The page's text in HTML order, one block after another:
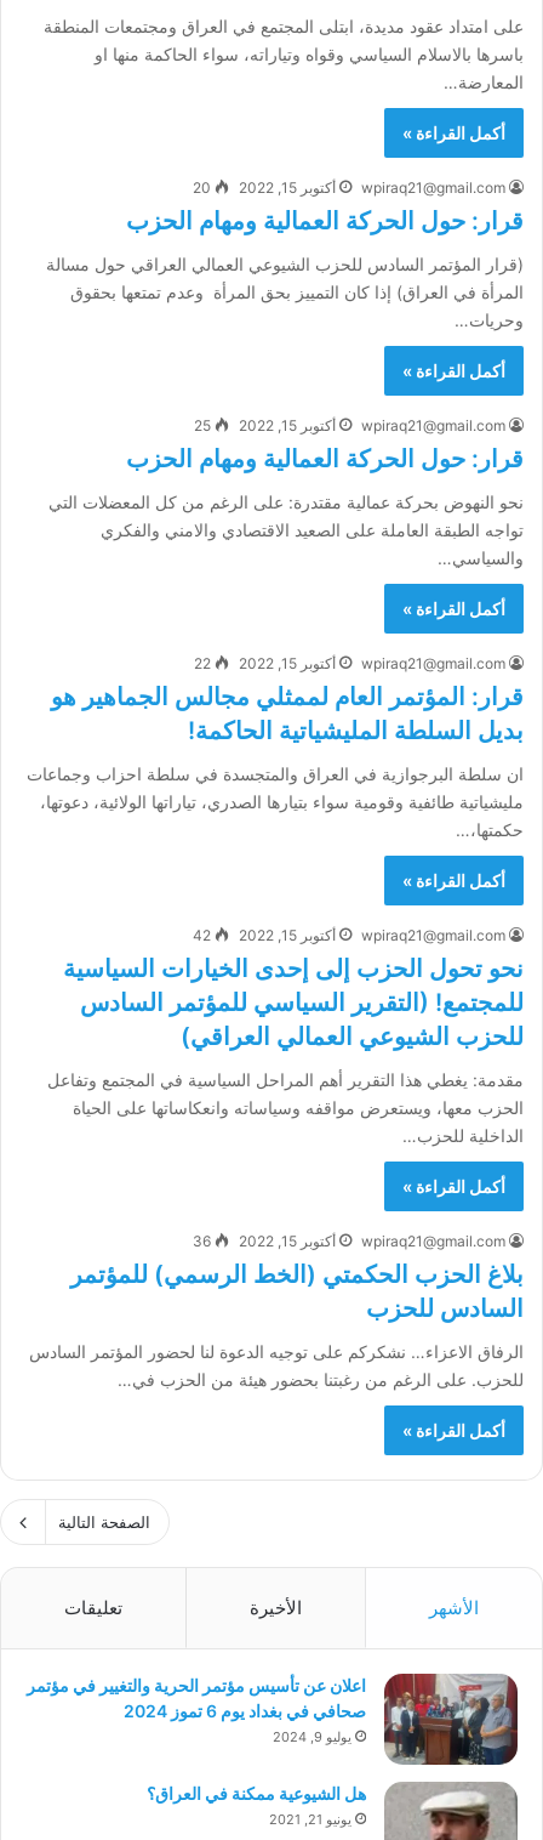
على امتداد عقود مديدة، ابتلى المجتمع في العراق ومجتمعات المنطقة
باسرها بالاسلام السياسي وقواه وتياراته، سواء الحاكمة منها او
المعارضة…
أكمل القراءة »
wpiraq21@gmail.com أكتوبر 15, 2022 20
قرار: حول الحركة العمالية ومهام الحزب
(قرار المؤتمر السادس للحزب الشيوعي العمالي العراقي حول مسالة
المرأة في العراق) إذا كان التمييز بحق المرأة وعدم تمتعها بحقوق
وحريات…
أكمل القراءة »
wpiraq21@gmail.com أكتوبر 15, 2022 25
قرار: حول الحركة العمالية ومهام الحزب
نحو النهوض بحركة عمالية مقتدرة: على الرغم من كل المعضلات التي
تواجه الطبقة العاملة على الصعيد الاقتصادي والامني والفكري
والسياسي…
أكمل القراءة »
wpiraq21@gmail.com أكتوبر 15, 2022 22
قرار: المؤتمر العام لممثلي مجالس الجماهير هو
بديل السلطة المليشياتية الحاكمة!
ان سلطة البرجوازية في العراق والمتجسدة في سلطة احزاب وجماعات
مليشياتية طائفية وقومية سواء بتيارها الصدري، تياراتها الولائية، دعوتها،
حكمتها،…
أكمل القراءة »
wpiraq21@gmail.com أكتوبر 15, 2022 42
نحو تحول الحزب إلى إحدى الخيارات السياسية
للمجتمع! (التقرير السياسي للمؤتمر السادس
للحزب الشيوعي العمالي العراقي)
مقدمة: يغطي هذا التقرير أهم المراحل السياسية في المجتمع وتفاعل
الحزب معها، ويستعرض مواقفه وسياساته وانعكاساتها على الحياة
الداخلية للحزب…
أكمل القراءة »
wpiraq21@gmail.com أكتوبر 15, 2022 36
بلاغ الحزب الحكمتي (الخط الرسمي) للمؤتمر
السادس للحزب
الرفاق الاعزاء… نشكركم على توجيه الدعوة لنا لحضور المؤتمر السادس
للحزب. على الرغم من رغبتنا بحضور هيئة من الحزب في…
أكمل القراءة »
الصفحة التالية
الأشهر الأخيرة تعليقات
اعلان عن تأسيس مؤتمر الحرية والتغيير في مؤتمر
صحافي في بغداد يوم 6 تموز 2024
يوليو 9, 2024
هل الشيوعية ممكنة في العراق؟
يونيو 21, 2021